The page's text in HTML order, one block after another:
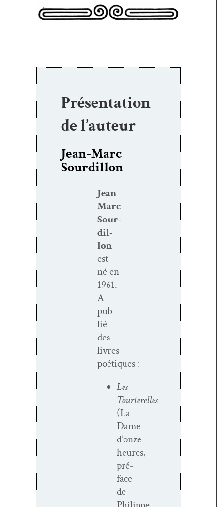
Présentation
de l’auteur
Jean-Marc
Sourdillon
Jean
Marc
Sour­
dil­
lon
est
né en
1961.
A
pub­
lié
des
livres
poétiques :
Les
Tourterelles
(La
Dame
d’onze
heures,
pré­
face
de